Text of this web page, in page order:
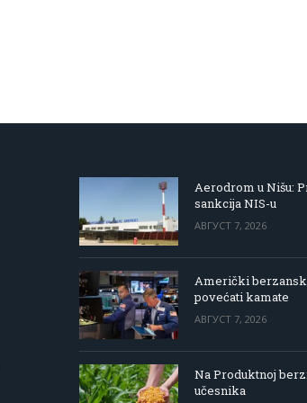
Aerodrom u Nišu:
sankcija NIS-u
АВГУСТ 7, 2026
Američki
povećati kamate
АВГУСТ 7, 2026
Na Produktnoj
učesnika